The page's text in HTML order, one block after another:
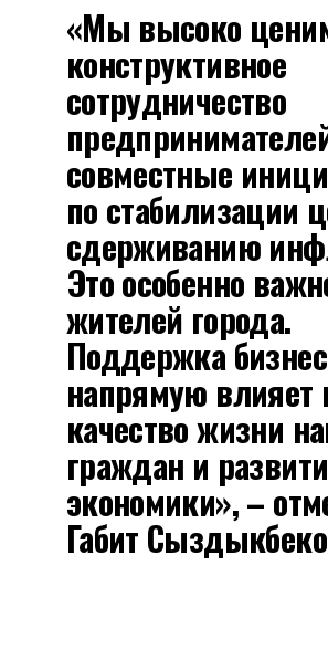
«Мы высоко
конструктивное
сотрудничество
совместные
по стабилизации
сдерживанию
Это особенно
жителей города.
Поддержка
напрямую влияет
качество жизни
граждан и
экономики», –
Габит